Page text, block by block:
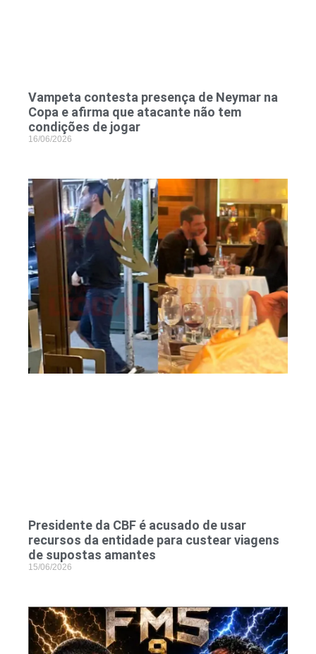
Vampeta contesta presença de Neymar na
Copa e afirma que atacante não tem
condições de jogar
16/06/2026
Presidente da CBF é acusado de usar
recursos da entidade para custear viagens
de supostas amantes
15/06/2026